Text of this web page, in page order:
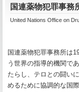
国連薬物犯罪事務
United Nations Office on
国連薬物犯罪事務所は
う世界の指導的機関で
たらし、テロとの闘い
めるために協調的な国